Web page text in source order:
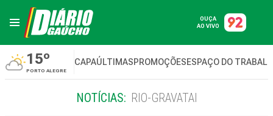
OUÇA
AO VIVO
15º
PORTO ALEGRE
CAPAÚLTIMASPROMOÇÕESESPAÇO DO
NOTÍCIAS: RIO-GRAVATAI